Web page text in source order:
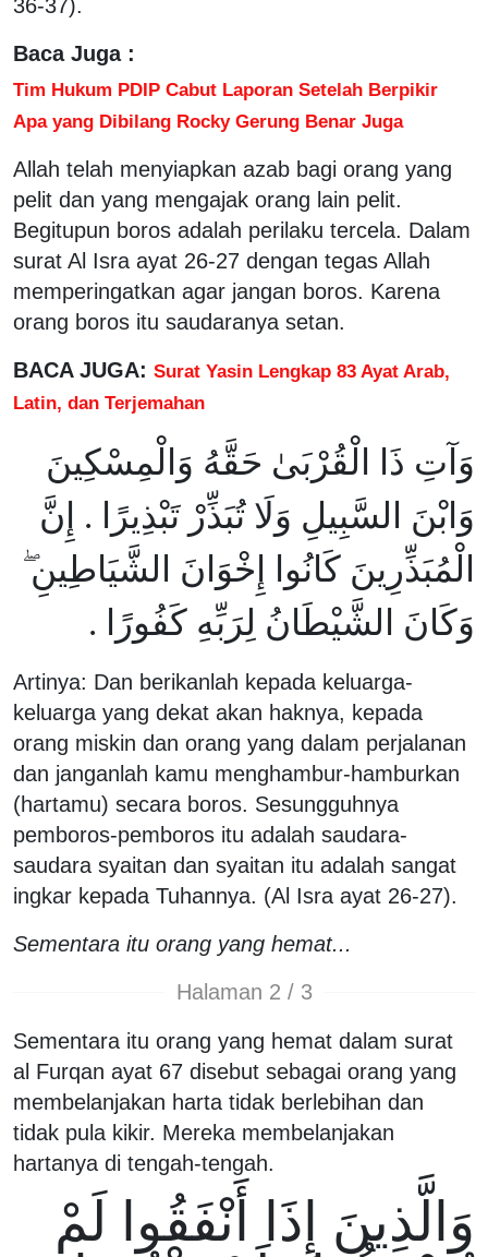
36-37).
Baca Juga :
Tim Hukum PDIP Cabut Laporan Setelah Berpikir
Apa yang Dibilang Rocky Gerung Benar Juga
Allah telah menyiapkan azab bagi orang yang
pelit dan yang mengajak orang lain pelit.
Begitupun boros adalah perilaku tercela. Dalam
surat Al Isra ayat 26-27 dengan tegas Allah
memperingatkan agar jangan boros. Karena
orang boros itu saudaranya setan.
BACA JUGA: Surat Yasin Lengkap 83 Ayat Arab,
Latin, dan Terjemahan
وَآتِ ذَا الْقُرْبَىٰ حَقَّهُ وَالْمِسْكِينَ
وَابْنَ السَّبِيلِ وَلَا تُبَذِّرْ تَبْذِيرًا . إِنَّ
الْمُبَذِّرِينَ كَانُوا إِخْوَانَ الشَّيَاطِينِ ۖ
وَكَانَ الشَّيْطَانُ لِرَبِّهِ كَفُورًا .
Artinya: Dan berikanlah kepada keluarga-
keluarga yang dekat akan haknya, kepada
orang miskin dan orang yang dalam perjalanan
dan janganlah kamu menghambur-hamburkan
(hartamu) secara boros. Sesungguhnya
pemboros-pemboros itu adalah saudara-
saudara syaitan dan syaitan itu adalah sangat
ingkar kepada Tuhannya. (Al Isra ayat 26-27).
Sementara itu orang yang hemat...
Halaman 2 / 3
Sementara itu orang yang hemat dalam surat
al Furqan ayat 67 disebut sebagai orang yang
membelanjakan harta tidak berlebihan dan
tidak pula kikir. Mereka membelanjakan
hartanya di tengah-tengah.
وَالَّذِينَ إِذَا أَنْفَقُوا لَمْ